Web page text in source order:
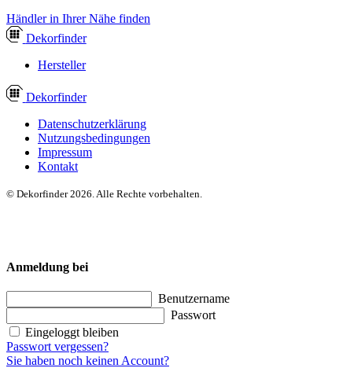
Händler in Ihrer Nähe finden
Dekorfinder
Hersteller
Dekorfinder
Datenschutzerklärung
Nutzungsbedingungen
Impressum
Kontakt
© Dekorfinder 2026. Alle Rechte vorbehalten.
Anmeldung bei
Benutzername
Passwort
Eingeloggt bleiben
Passwort vergessen?
Sie haben noch keinen Account?